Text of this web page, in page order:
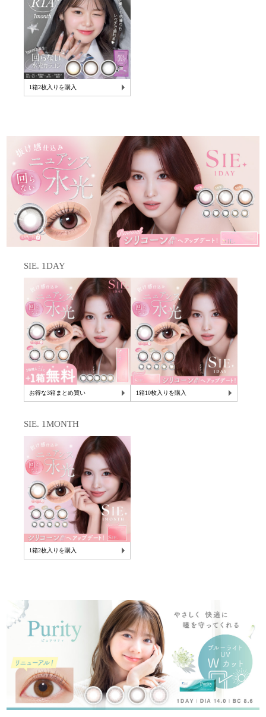
1箱2枚入りを購入
SIE. 1DAY
お得な3箱まとめ買い 1箱10枚入りを購入
SIE. 1MONTH
1箱2枚入りを購入